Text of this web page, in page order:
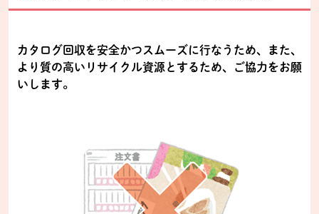
カタログ回収を安全かつスムーズに行なうため、また、
より質の高いリサイクル資源とするため、ご協力をお願
いします。